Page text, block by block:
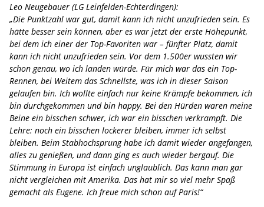
Leo Neugebauer (LG Leinfelden-Echterdingen):
„Die Punktzahl war gut, damit kann ich nicht unzufrieden sein. Es
hätte besser sein können, aber es war jetzt der erste Höhepunkt,
bei dem ich einer der Top-Favoriten war – fünfter Platz, damit
kann ich nicht unzufrieden sein. Vor dem 1.500er wussten wir
schon genau, wo ich landen würde. Für mich war das ein Top-
Rennen, bei Weitem das Schnellste, was ich in dieser Saison
gelaufen bin. Ich wollte einfach nur keine Krämpfe bekommen, ich
bin durchgekommen und bin happy. Bei den Hürden waren meine
Beine ein bisschen schwer, ich war ein bisschen verkrampft. Die
Lehre: noch ein bisschen lockerer bleiben, immer ich selbst
bleiben. Beim Stabhochsprung habe ich damit wieder angefangen,
alles zu genießen, und dann ging es auch wieder bergauf. Die
Stimmung in Europa ist einfach unglaublich. Das kann man gar
nicht vergleichen mit Amerika. Das hat mir so viel mehr Spaß
gemacht als Eugene. Ich freue mich schon auf Paris!“